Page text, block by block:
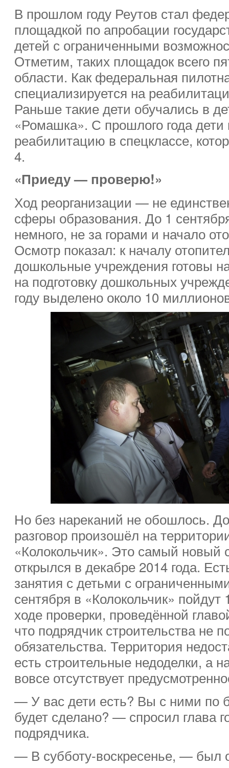
В прошлом году Реутов стал
площадкой по апробации
детей с ограниченными
Отметим, таких площадок всего
области. Как федеральная
специализируется на
Раньше такие дети обучались в
«Ромашка». С прошлого года
реабилитацию в спецклассе,
4.
«Приеду — проверю!»
Ход реорганизации — не
сферы образования. До 1
немного, не за горами и начало
Осмотр показал: к началу
дошкольные учреждения готовы
на подготовку дошкольных
году выделено около 10
Но без нареканий не обошлось.
разговор произошёл на
«Колокольчик». Это самый новый
открылся в декабре 2014 года.
занятия с детьми с
сентября в «Колокольчик»
ходе проверки, проведённой
что подрядчик строительства не
обязательства. Территория
есть строительные недоделки, а
вовсе отсутствует
— У вас дети есть? Вы с ними по
будет сделано? — спросил глава
подрядчика.
— В субботу-воскресенье, — был